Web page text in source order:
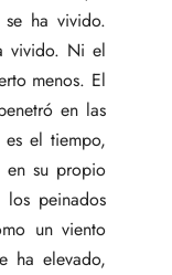
ha vivido.
vivido. Ni el
menos. El
en las
el tiempo,
su propio
peinados
un viento
ha elevado,